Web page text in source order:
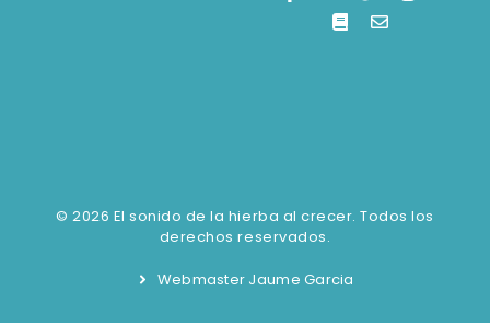
© 2026 El sonido de la hierba al crecer. Todos los
derechos reservados.
Webmaster Jaume Garcia